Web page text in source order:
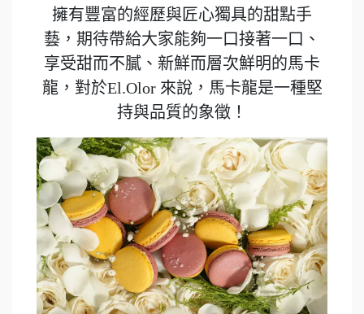
擁有豐富的經歷與匠心獨具的甜點手
藝，期待帶給大家能夠一口接著一口、
享受甜而不膩、新鮮而層次鮮明的馬卡
龍，對於El.Olor 來說，馬卡龍是一種堅
持與品質的象徵！